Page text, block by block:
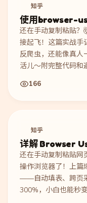
知乎
使用browser-
还在手动复制粘贴？
接起飞！这篇实战
反爬虫，还能像真人
活儿～附完整代码和
166
知乎
详解 Browser
还在手动复制粘贴网
操作浏览器了！上篇
——自动填表、跨页
300%，小白也能秒